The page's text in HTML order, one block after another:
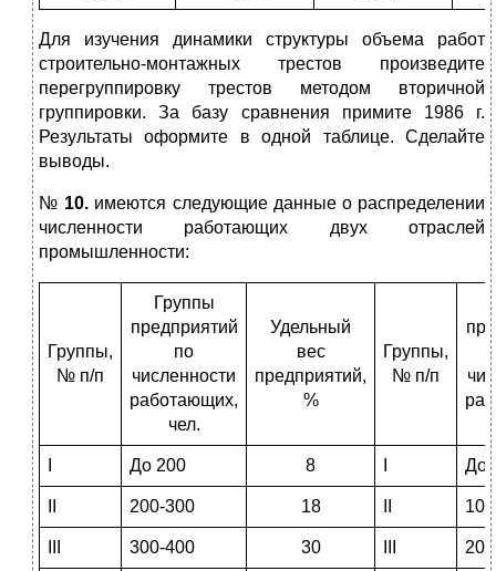
Для изучения динамики структуры объема работ
строительно-монтажных трестов произведите
перегруппировку трестов методом вторичной
группировки. За базу сравнения примите 1986 г.
Результаты оформите в одной таблице. Сделайте
выводы.
№ 10. имеются следующие данные о распределении
численности работающих двух отраслей
промышленности:
Группы,
№ п/п
Группы
предприятий
по
численности
работающих,
чел.
Удельный
вес
предприятий,
%
Группы,
№ п/п
До 200 8 До
200-300 18
300-400 30